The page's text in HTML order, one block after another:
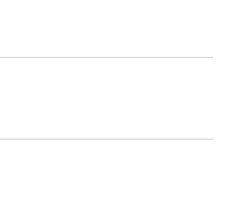
い。